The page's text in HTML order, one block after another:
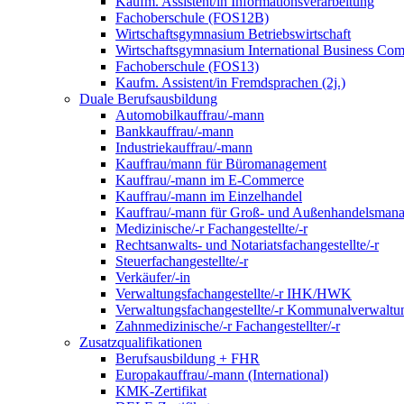
Fachoberschule (FOS12B)
Wirtschaftsgymnasium Betriebswirtschaft
Wirtschaftsgymnasium International Business
Fachoberschule (FOS13)
Kaufm. Assistent/in Fremdsprachen (2j.)
Duale Berufsausbildung
Automobilkauffrau/-mann
Bankkauffrau/-mann
Industriekauffrau/-mann
Kauffrau/mann für Büromanagement
Kauffrau/-mann im E-Commerce
Kauffrau/-mann im Einzelhandel
Kauffrau/-mann für Groß- und
Medizinische/-r Fachangestellte/-r
Rechtsanwalts- und Notariatsfachangestellte/-r
Steuerfachangestellte/-r
Verkäufer/-in
Verwaltungs­fach­angestellte/-r IHK/HWK
Verwaltungsfach­angestellte/-r
Zahnmedizinische/-r Fachangestellter/-r
Zusatzqualifikationen
Berufsausbildung + FHR
Europakauffrau/-mann (International)
KMK-Zertifikat